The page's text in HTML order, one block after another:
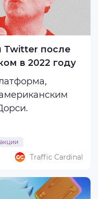
Twitter после
в 2022 году
выражать свое
и другие темы
целях,
Traffic Cardinal